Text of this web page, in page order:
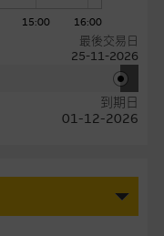
15:00 16:00
最後交易日
25-11-2026
到期日
01-12-2026